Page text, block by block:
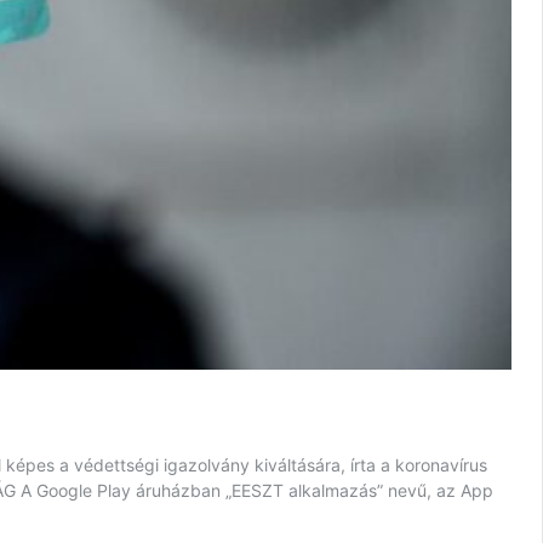
a védettségi igazolvány kiváltására, írta a koronavírus
A Google Play áruházban „EESZT alkalmazás” nevű, az App